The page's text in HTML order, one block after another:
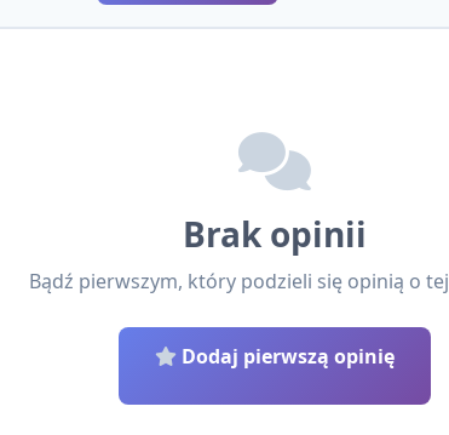
Brak opinii
Bądź pierwszym, który podzieli się opinią o
Dodaj pierwszą opinię